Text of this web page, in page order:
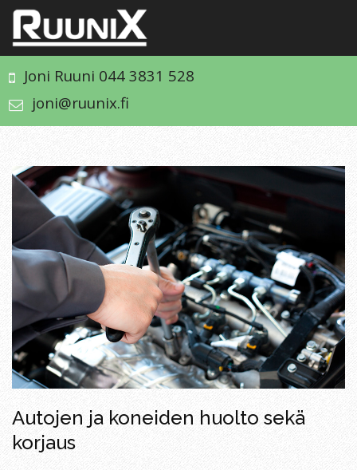
Joni Ruuni 044 3831 528
joni@ruunix.fi
Autojen ja koneiden huolto sekä
korjaus